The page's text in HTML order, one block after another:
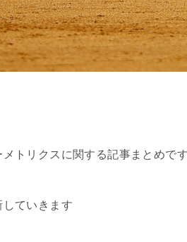
メトリクスに関する記事まとめで
していきます